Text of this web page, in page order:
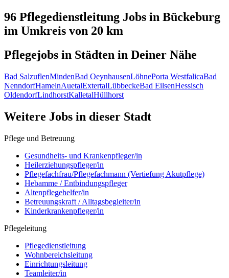
96 Pflegedienstleitung Jobs in Bückeburg
im Umkreis von 20 km
Pflegejobs in Städten in Deiner Nähe
Bad SalzuflenMindenBad OeynhausenLöhnePorta WestfalicaBad
NenndorfHamelnAuetalExtertalLübbeckeBad EilsenHessisch
OldendorfLindhorstKalletalHüllhorst
Weitere Jobs in dieser Stadt
Pflege und Betreuung
Gesundheits- und Krankenpfleger/in
Heilerziehungspfleger/in
Pflegefachfrau/Pflegefachmann (Vertiefung Akutpflege)
Hebamme / Entbindungspfleger
Altenpflegehelfer/in
Betreuungskraft / Alltagsbegleiter/in
Kinderkrankenpfleger/in
Pflegeleitung
Pflegedienstleitung
Wohnbereichsleitung
Einrichtungsleitung
Teamleiter/in